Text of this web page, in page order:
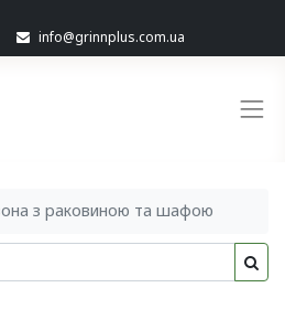
info@grinnplus.com.ua
з раковиною та шафою